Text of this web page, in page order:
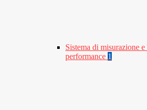
Sistema di misurazione
performance 1